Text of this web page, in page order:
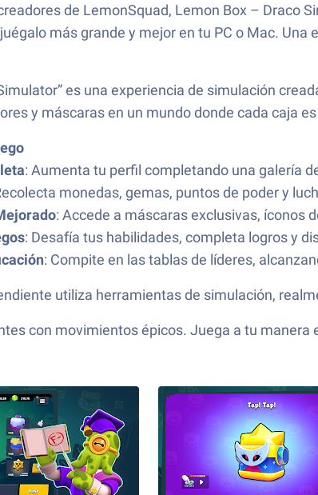
de LemonSquad, Lemon Box – Draco
más grande y mejor en tu PC o Mac. Una
es una experiencia de simulación
y máscaras en un mundo donde cada caja
: Aumenta tu perfil completando una galería
monedas, gemas, puntos de poder y
: Accede a máscaras exclusivas, íconos
: Desafía tus habilidades, completa logros y
: Compite en las tablas de líderes,
utiliza herramientas de simulación,
con movimientos épicos. Juega a tu manera